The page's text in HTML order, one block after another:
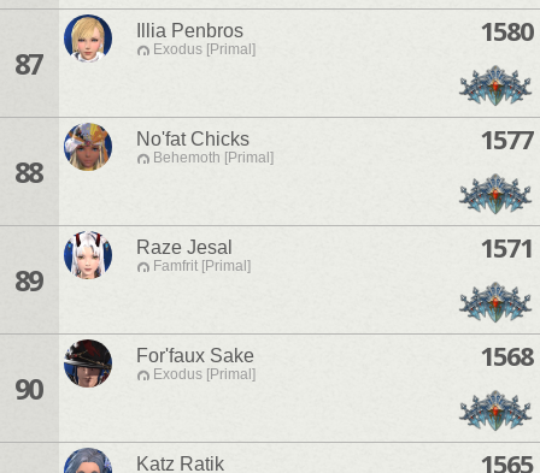
87
Illia Penbros
Exodus [Primal]
1580
88
No'fat Chicks
Behemoth [Primal]
1577
89
Raze Jesal
Famfrit [Primal]
1571
90
For'faux Sake
Exodus [Primal]
1568
Katz Ratik 1565